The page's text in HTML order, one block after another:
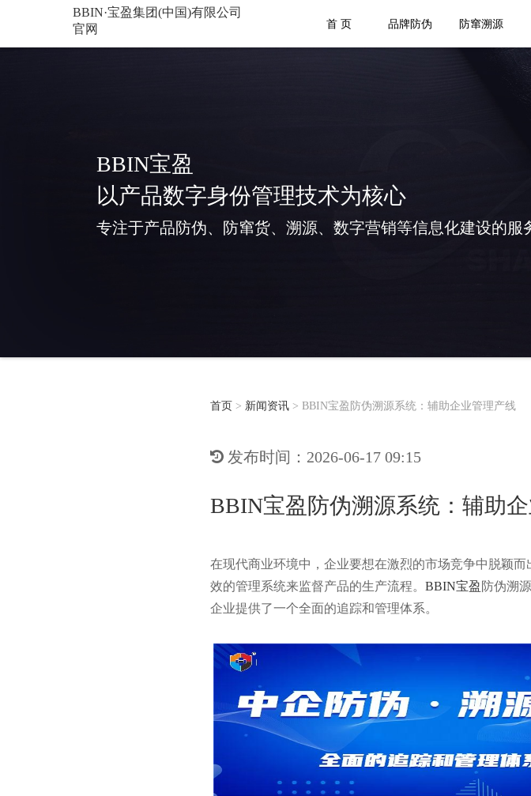
BBIN·宝盈集团(中国)有限公司
官网
首 页
品牌防伪 防窜溯源
BBIN宝盈
以产品数字身份管理技术为核心
专注于产品防伪、防窜货、溯源、数字营销等信息化建设的服
首页 > 新闻资讯 > BBIN宝盈防伪溯源系统：辅助企业管理产线
发布时间：2026-06-17 09:15
BBIN宝盈防伪溯源系统：辅助
在现代商业环境中，企业要想在激烈的市场竞争中脱颖
效的管理系统来监督产品的生产流程。 BBIN宝盈 防伪溯
企业提供了一个全面的追踪和管理体系。